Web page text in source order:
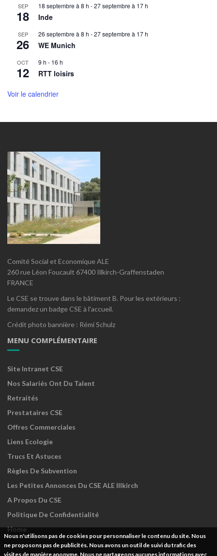
SEP
18
18 septembre à 8 h -27 septembre à 17 h
Inde
SEP
26
26 septembre à 8 h -27 septembre à 17 h
WE Munich
OCT
12
9 h - 16 h
RTT loisirs
Voir le calendrier
Comité Social et Economique ALE
260 rue Léon Foucault 67400 Illkirch-Graffenstaden
FRANCE
Le CSE se trouve dans le bâtiment B. Pour les extérieurs :
demandez un badge CSE à l'accueil.
Crédit photo bannière : Rémi Schulz
MENU COMPLÉMENTAIRE
Site Intranet CSE
Nos Salariés Ont Du Talent
Retraités
Prestataires CSE
Offres Commerciales
Liens Ecologie
Trucs Et Astuces
Règles De Subvention
Les Petites Annonces Du CSE ALE Illkirch
A Propos Du CSE
Politique De Confidentialité
Home
Nous n'utilisons pas de cookies pour personnaliser le contenu du site. Nous
ne proposons pas de publicités. Nous avons un outil de suivi du trafic des
visites de manière anonyme. Nous ne partageons aucunes informations avec